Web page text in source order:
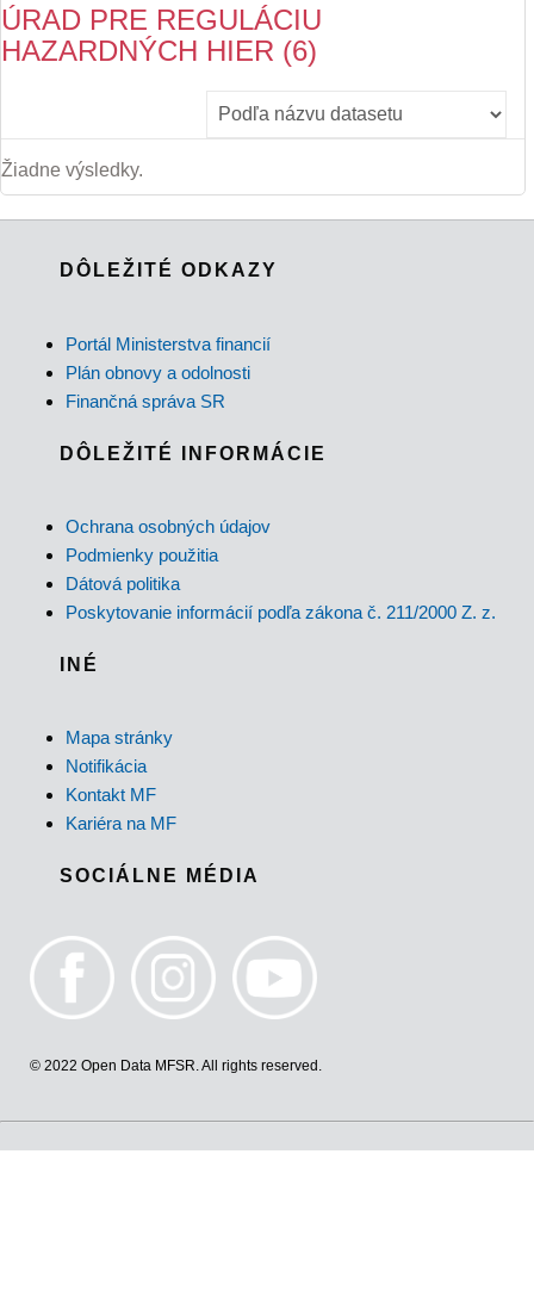
ÚRAD PRE REGULÁCIU
HAZARDNÝCH HIER (6)
Žiadne výsledky.
DÔLEŽITÉ ODKAZY
Portál Ministerstva financií
Plán obnovy a odolnosti
Finančná správa SR
DÔLEŽITÉ INFORMÁCIE
Ochrana osobných údajov
Podmienky použitia
Dátová politika
Poskytovanie informácií podľa zákona č. 211/2000 Z. z.
INÉ
Mapa stránky
Notifikácia
Kontakt MF
Kariéra na MF
SOCIÁLNE MÉDIA
© 2022 Open Data MFSR. All rights reserved.